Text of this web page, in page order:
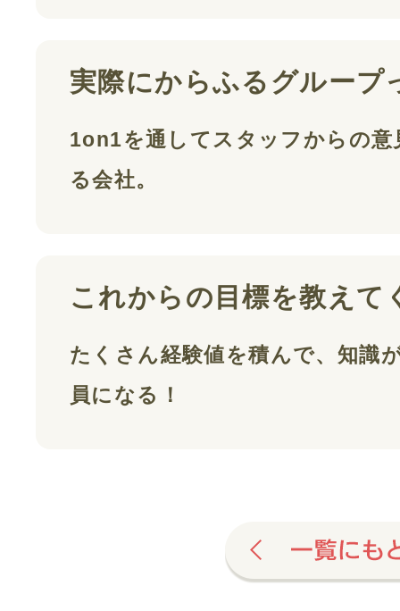
実際にからふるグループ
1on1を通してスタッフからの
る会社。
これからの目標を教えて
たくさん経験値を積んで、知識
員になる！